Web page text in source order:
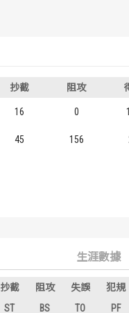
抄截 阻攻
16 0
45 156
生涯數據
抄截 阻攻 失誤 犯規
ST BS TO PF